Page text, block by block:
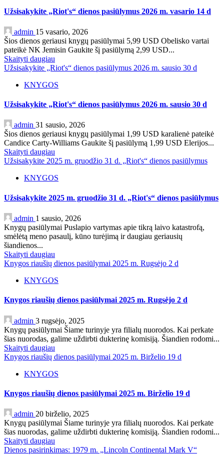
Užsisakykite „Riot's“ dienos pasiūlymus 2026 m. vasario 14 d
admin 15 vasario, 2026
Šios dienos geriausi knygų pasiūlymai 5,99 USD Obelisko vartai
pateikė NK Jemisin Gaukite šį pasiūlymą 2,99 USD...
Skaityti daugiau
Užsisakykite „Riot's“ dienos pasiūlymus 2026 m. sausio 30 d
KNYGOS
Užsisakykite „Riot's“ dienos pasiūlymus 2026 m. sausio 30 d
admin 31 sausio, 2026
Šios dienos geriausi knygų pasiūlymai 1,99 USD karalienė pateikė
Candice Carty-Williams Gaukite šį pasiūlymą 1,99 USD Elerijos...
Skaityti daugiau
Užsisakykite 2025 m. gruodžio 31 d. „Riot's“ dienos pasiūlymus
KNYGOS
Užsisakykite 2025 m. gruodžio 31 d. „Riot's“ dienos pasiūlymus
admin 1 sausio, 2026
Knygų pasiūlymai Puslapio vartymas apie tikrą laivo katastrofą,
smėlėtą meno pasaulį, kūno turėjimą ir daugiau geriausių
šiandienos...
Skaityti daugiau
Knygos riaušių dienos pasiūlymai 2025 m. Rugsėjo 2 d
KNYGOS
Knygos riaušių dienos pasiūlymai 2025 m. Rugsėjo 2 d
admin 3 rugsėjo, 2025
Knygų pasiūlymai Šiame turinyje yra filialų nuorodos. Kai perkate
šias nuorodas, galime uždirbti dukterinę komisiją. Šiandien rodomi...
Skaityti daugiau
Knygos riaušių dienos pasiūlymai 2025 m. Birželio 19 d
KNYGOS
Knygos riaušių dienos pasiūlymai 2025 m. Birželio 19 d
admin 20 birželio, 2025
Knygų pasiūlymai Šiame turinyje yra filialų nuorodos. Kai perkate
šias nuorodas, galime uždirbti dukterinę komisiją. Šiandien rodomi...
Skaityti daugiau
Dienos pasirinkimas: 1979 m. „Lincoln Continental Mark V“